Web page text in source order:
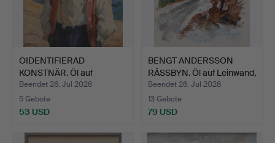
OIDENTIFIERAD
KONSTNÄR. Öl auf
Leinwand, P…
Beendet 26. Jul 2026
5 Gebote
53 USD
BENGT ANDERSSON
RÅSSBYN. Öl auf Leinwand,
…
Beendet 26. Jul 2026
13 Gebote
79 USD